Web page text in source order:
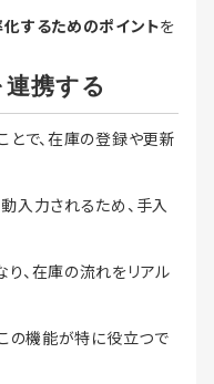
するためのポイントを
携する
とで、在庫の登録や更新
入力されるため、手入
、在庫の流れをリアル
の機能が特に役立つで